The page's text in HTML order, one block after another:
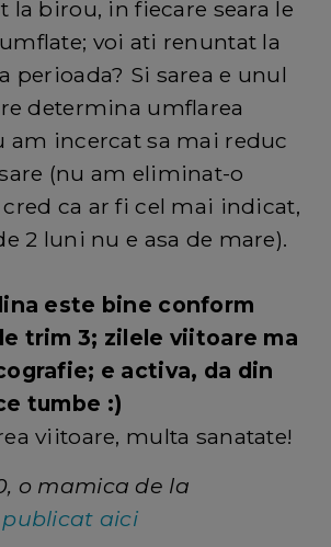
la birou, in fiecare seara le
voi ati renuntat la
perioada? Si sarea e unul
determina umflarea
am incercat sa mai reduc
(nu am eliminat-o
ca ar fi cel mai indicat,
2 luni nu e asa de mare).
este bine conform
trim 3; zilele viitoare ma
e activa, da din
tumbe :)
viitoare, multa sanatate!
o mamica de la
publicat aici